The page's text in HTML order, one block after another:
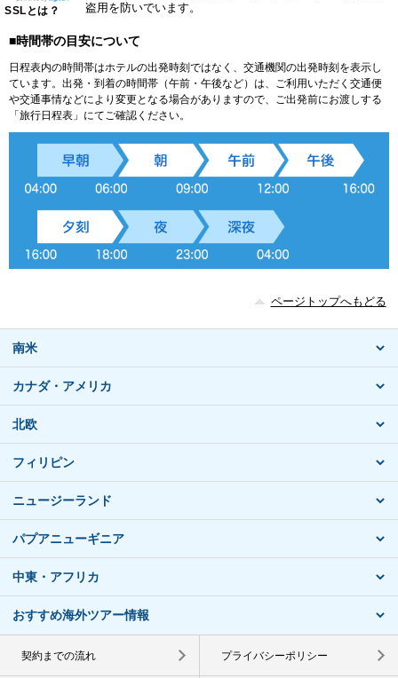
SSLとは？
盗用を防いでいます。
■時間帯の目安について
日程表内の時間帯はホテルの出発時刻ではなく、交通機関の出発時刻を表示し
ています。出発・到着の時間帯（午前・午後など）は、ご利用いただく交通便
や交通事情などにより変更となる場合がありますので、ご出発前にお渡しする
「旅行日程表」にてご確認ください。
ページトップへもどる
南米
カナダ・アメリカ
北欧
フィリピン
ニュージーランド
パプアニューギニア
中東・アフリカ
おすすめ海外ツアー情報
契約までの流れ プライバシーポリシー